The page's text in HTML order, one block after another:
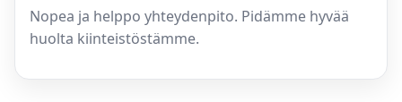
Nopea ja helppo yhteydenpito. Pidämme hyvää
huolta kiinteistöstämme.